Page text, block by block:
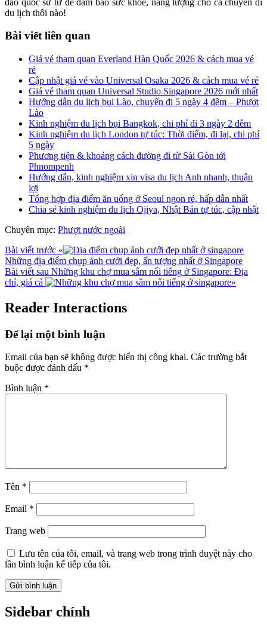
du lịch thôi nào!
Bài viết liên quan
Giá vé tham quan Everland Hàn Quốc 2026 & cách mua vé
rẻ
Cập nhật giá vé vào Universal Osaka 2026 & cách mua vé rẻ
Giá vé tham quan Universal Studio Singapore 2026 mới nhất
Hướng dẫn du lịch bụi Lào, chuyến đi 5 ngày 4 đêm – Phượt
Lào
Kinh nghiệm du lịch bụi Bangkok, chi phí đi 3 ngày 2 đêm
Kinh nghiệm du lịch London tự túc: Thời điểm, đi lại, chi phí
5 ngày
Phương tiện & khoảng cách đường đi từ Sài Gòn tới
Phnompenh
Hướng dẫn, kinh nghiệm xin visa du lịch Anh nhanh, thuận
lợi
Tổng hợp địa điểm ăn uống ở Seoul ngon rẻ, hấp dẫn nhất
Chia sẻ kinh nghiệm du lịch Ojiya, Nhật Bản tự túc, cập nhật
Chuyên mục: Phượt nước ngoài
Bài viết trước «
Những địa điểm chụp ảnh cưới đẹp, ấn tượng nhất ở Singapore
Bài viết sau Những khu chợ mua sắm nổi tiếng ở Singapore: Địa
chỉ, giá cả
»
Reader Interactions
Để lại một bình luận
Email của bạn sẽ không được hiển thị công khai. Các trường bắt
buộc được đánh dấu *
Bình luận *
Tên *
Email *
Trang web
Lưu tên của tôi, email, và trang web trong trình duyệt này cho
lần bình luận kế tiếp của tôi.
Sidebar chính